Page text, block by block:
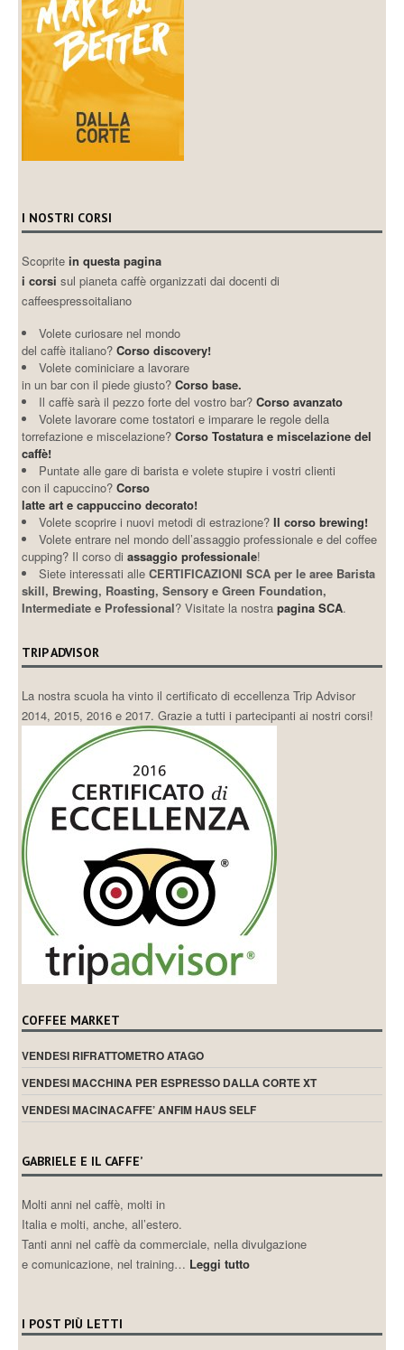
I NOSTRI CORSI
Scopritein questa pagina
i corsi sul pianeta caffè organizzati dai docenti di
caffeespressoitaliano
Volete curiosare nel mondo
del caffè italiano? Corso discovery!
Volete cominiciare a lavorare
in un bar con il piede giusto? Corso base.
Il caffè sarà il pezzo forte del vostro bar?Corso avanzato
Volete lavorare come tostatori e imparare le regole della
torrefazione e miscelazione?Corso Tostatura e miscelazione del
caffè!
Puntate alle gare di barista e volete stupire i vostri clienti
con il capuccino?Corso
latte art e cappuccino decorato!
Volete scoprire i nuovi metodi di estrazione?Il corso brewing!
Volete entrare nel mondo dell’assaggio professionale e del coffee
cupping? Il corso diassaggio professionale!
Siete interessati alleCERTIFICAZIONI SCA per le aree Barista
skill, Brewing, Roasting, Sensory e Green Foundation,
Intermediate e Professional? Visitate la nostrapagina SCA.
TRIP ADVISOR
La nostra scuola ha vinto il certificato di eccellenza Trip Advisor
2014, 2015, 2016 e 2017. Grazie a tutti i partecipanti ai nostri corsi!
COFFEE MARKET
VENDESI RIFRATTOMETRO ATAGO
VENDESI MACCHINA PER ESPRESSO DALLA CORTE XT
VENDESI MACINACAFFE’ ANFIM HAUS SELF
GABRIELE E IL CAFFE’
Molti anni nel caffè, molti in
Italia e molti, anche, all’estero.
Tanti anni nel caffè da commerciale, nella divulgazione
e comunicazione, nel training… Leggi tutto
I POST PIÙ LETTI